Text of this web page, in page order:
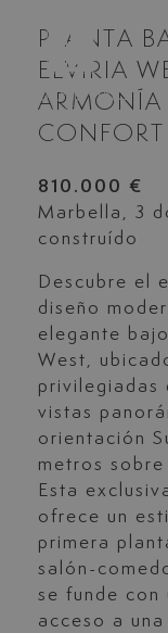
PLANTA
ELVIRIA
ARMONÍA
CONFORT
810.000 €
Marbella, 3
construído
Descubre el
diseño
elegante
West,
privilegiadas
vistas
orientación
metros
Esta
ofrece un
primera
salón-
se funde con
acceso a